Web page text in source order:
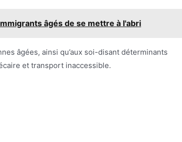
âgés de se mettre à l'abri
âgées, ainsi qu’aux soi-disant déterminants
et transport inaccessible.